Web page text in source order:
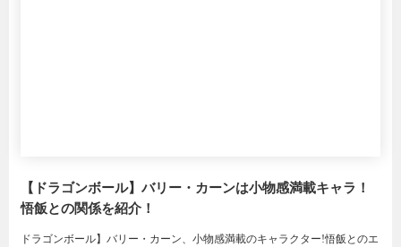
【ドラゴンボール】バリー・カーンは小物感満載キャラ！
悟飯との関係を紹介！
ドラゴンボール】バリー・カーン、小物感満載のキャラクター!悟飯とのエ